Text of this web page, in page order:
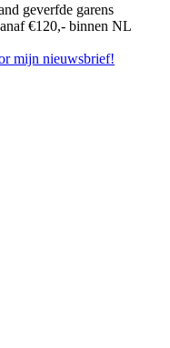
geverfde garens
€120,- binnen NL
mijn nieuwsbrief!